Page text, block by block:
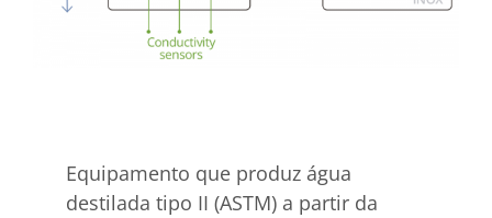
Equipamento que produz água
destilada tipo II (ASTM) a partir da